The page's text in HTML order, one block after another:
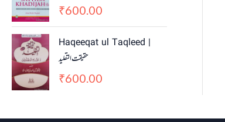
₹600.00
Haqeeqat ul Taqleed |
حقیقت التقلید
₹600.00